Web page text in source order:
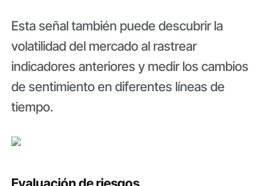
Esta señal también puede descubrir la
volatilidad del mercado al rastrear
indicadores anteriores y medir los cambios
de sentimiento en diferentes líneas de
tiempo.